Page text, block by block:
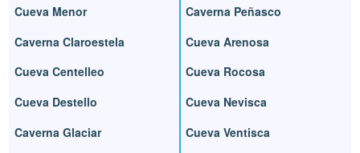
Cueva Menor
Caverna Claroestela
Cueva Centelleo
Cueva Destello
Caverna Glaciar
Caverna Peñasco
Cueva Arenosa
Cueva Rocosa
Cueva Nevisca
Cueva Ventisca